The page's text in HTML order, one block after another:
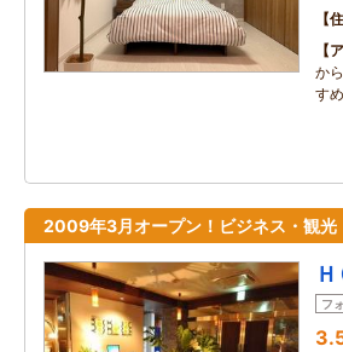
か
すめ
2009年3月オープン！ビジネス・観光
フ